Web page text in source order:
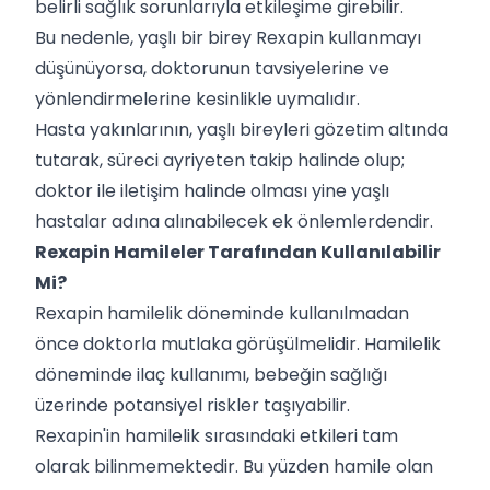
belirli sağlık sorunlarıyla etkileşime girebilir.
Bu nedenle, yaşlı bir birey Rexapin kullanmayı
düşünüyorsa, doktorunun tavsiyelerine ve
yönlendirmelerine kesinlikle uymalıdır.
Hasta yakınlarının, yaşlı bireyleri gözetim altında
tutarak, süreci ayriyeten takip halinde olup;
doktor ile iletişim halinde olması yine yaşlı
hastalar adına alınabilecek ek önlemlerdendir.
Rexapin Hamileler Tarafından Kullanılabilir
Mi?
Rexapin hamilelik döneminde kullanılmadan
önce doktorla mutlaka görüşülmelidir. Hamilelik
döneminde ilaç kullanımı, bebeğin sağlığı
üzerinde potansiyel riskler taşıyabilir.
Rexapin'in hamilelik sırasındaki etkileri tam
olarak bilinmemektedir. Bu yüzden hamile olan